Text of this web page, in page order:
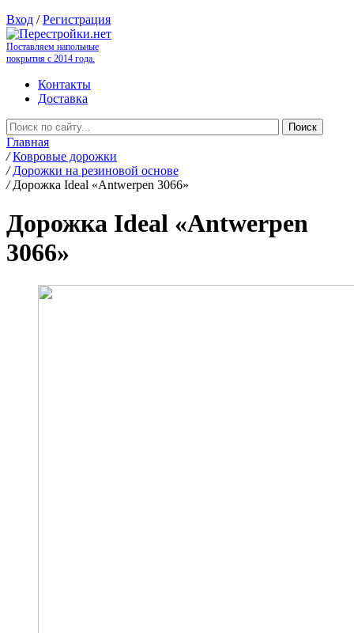
Вход /Регистрация
Поставляем напольные
покрытия с 2014 года.
Контакты
Доставка
Главная
/ Ковровые дорожки
/ Дорожки на резиновой основе
/ Дорожка Ideal «Antwerpen 3066»
Дорожка Ideal «Antwerpen
3066»